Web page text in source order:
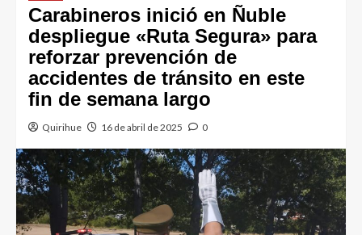
Carabineros inició en Ñuble
despliegue «Ruta Segura» para
reforzar prevención de
accidentes de tránsito en este
fin de semana largo
Quirihue 16 de abril de 2025 0